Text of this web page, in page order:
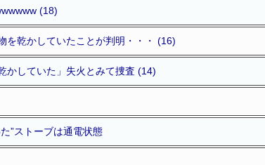
(18)
を乾かしていたことが判明・・・ (16)
していた」失火とみて捜査 (14)
”ストーブは通電状態